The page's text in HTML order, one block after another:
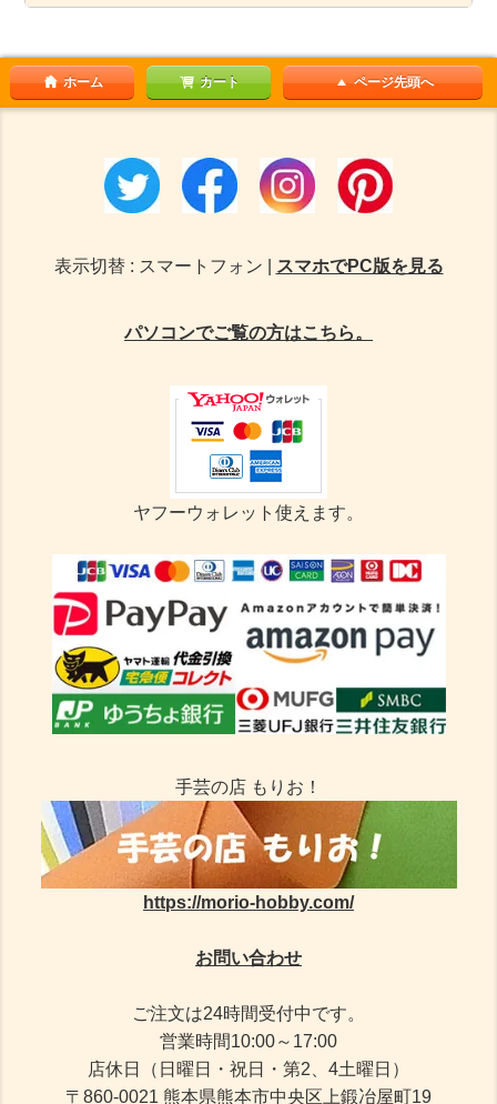
ホーム カート ページ先頭へ
表示切替 : スマートフォン | スマホでPC版を見る
パソコンでご覧の方はこちら。
ヤフーウォレット使えます。
手芸の店 もりお！
https://morio-hobby.com/
お問い合わせ
ご注文は24時間受付中です。
営業時間10:00～17:00
店休日（日曜日・祝日・第2、4土曜日）
〒860-0021 熊本県熊本市中央区上鍛冶屋町19